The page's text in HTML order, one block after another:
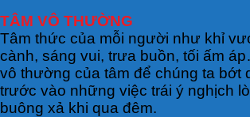
TÂM VÔ THƯỜNG
Tâm thức của mỗi người như khỉ
cành, sáng vui, trưa buồn, tối ấm
vô thường của tâm để chúng ta bớt
trước vào những việc trái ý nghịch
buông xả khi qua đêm.